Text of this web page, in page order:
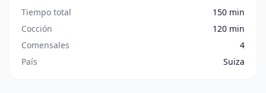
Tiempo total
150 min
Cocción
120 min
Comensales
4
País
Suiza